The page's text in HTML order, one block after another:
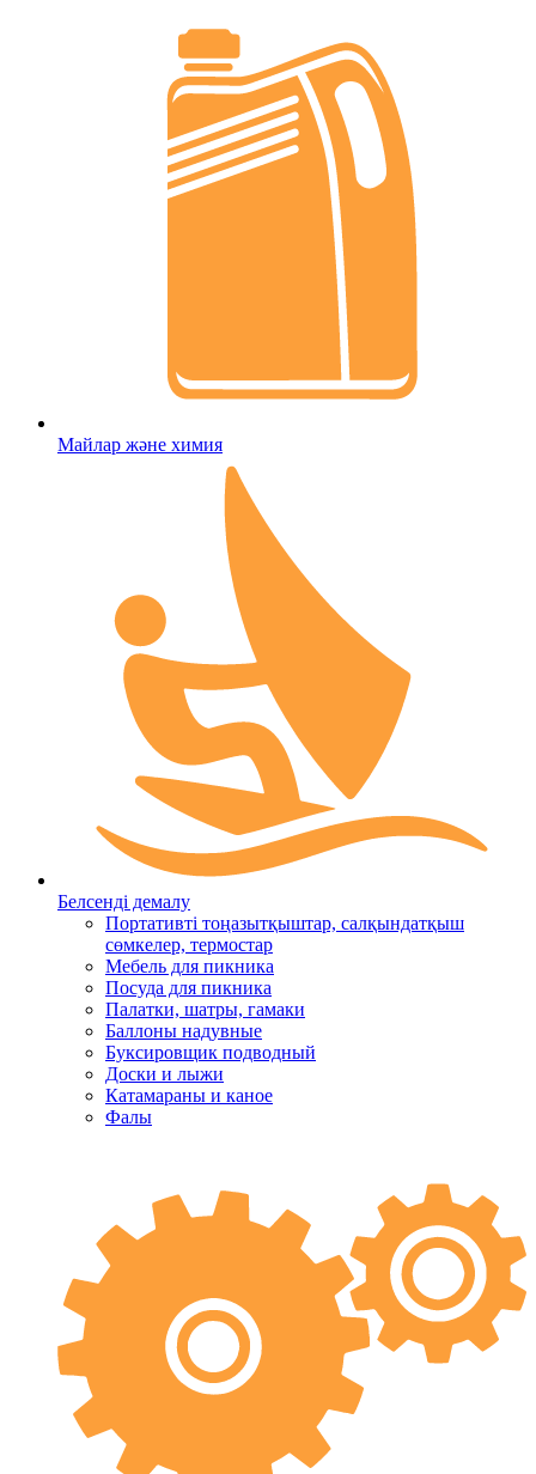
Майлар және химия
Белсенді демалу
Портативті тоңазытқыштар, салқындатқыш
сөмкелер, термостар
Мебель для пикника
Посуда для пикника
Палатки, шатры, гамаки
Баллоны надувные
Буксировщик подводный
Доски и лыжи
Катамараны и каное
Фалы